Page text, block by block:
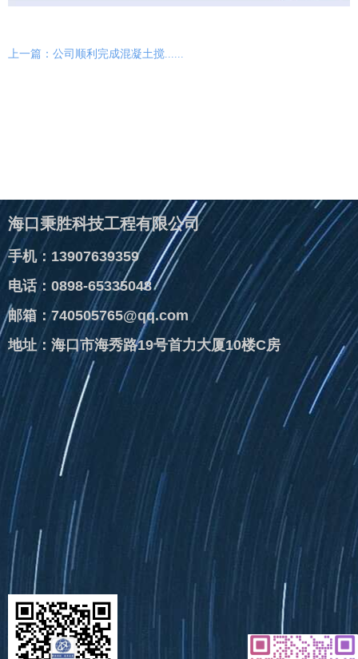
上一篇：公司顺利完成混凝土搅......
海口秉胜科技工程有限公司
手机：13907639359
电话：0898-65335048
邮箱：740505765@qq.com
地址：海口市海秀路19号首力大厦10楼C房